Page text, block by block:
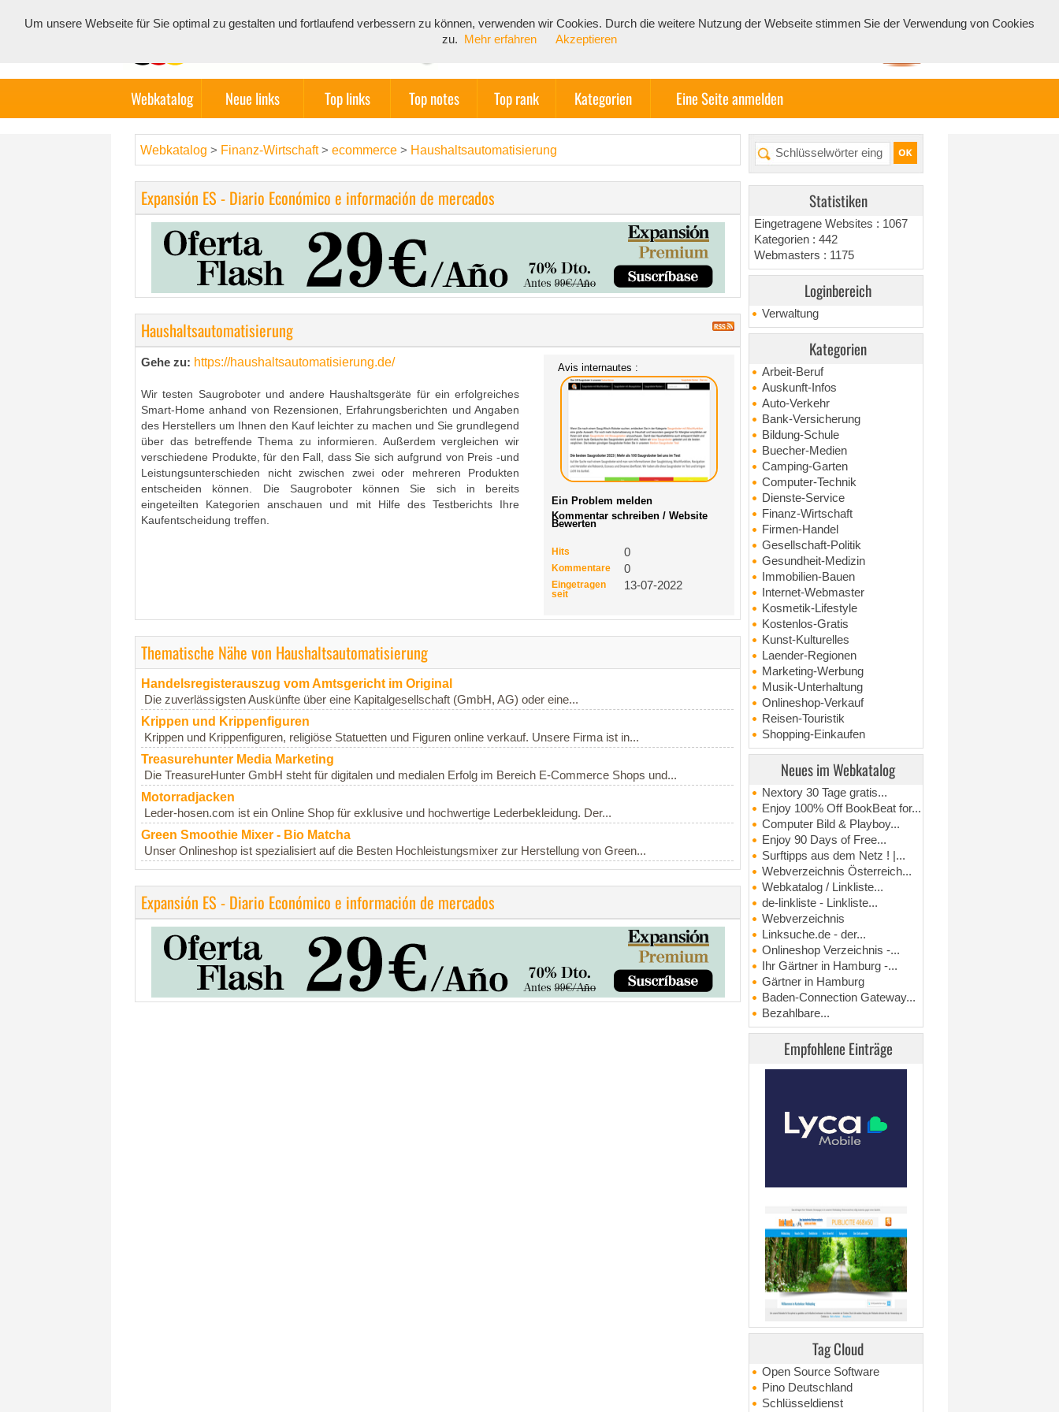
Webkatalog Neue links Top links Top notes Top rank Kategorien Eine Seite anmelden
Statistiken
Eingetragene Websites : 1067
Kategorien : 442
Webmasters : 1175
Loginbereich
Verwaltung
Kategorien
Arbeit-Beruf
Auskunft-Infos
Auto-Verkehr
Bank-Versicherung
Bildung-Schule
Buecher-Medien
Camping-Garten
Computer-Technik
Dienste-Service
Finanz-Wirtschaft
Firmen-Handel
Gesellschaft-Politik
Gesundheit-Medizin
Immobilien-Bauen
Internet-Webmaster
Kosmetik-Lifestyle
Kostenlos-Gratis
Kunst-Kulturelles
Laender-Regionen
Marketing-Werbung
Musik-Unterhaltung
Onlineshop-Verkauf
Reisen-Touristik
Shopping-Einkaufen
Neues im Webkatalog
Nextory 30 Tage gratis...
Enjoy 100% Off BookBeat for...
Computer Bild & Playboy...
Enjoy 90 Days of Free...
Surftipps aus dem Netz ! |...
Webverzeichnis Österreich...
Webkatalog / Linkliste...
de-linkliste - Linkliste...
Webverzeichnis
Linksuche.de - der...
Onlineshop Verzeichnis -...
Ihr Gärtner in Hamburg -...
Gärtner in Hamburg
Baden-Connection Gateway...
Bezahlbare...
Empfohlene Einträge
Tag Cloud
Open Source Software
Pino Deutschland
Schlüsseldienst
Webkatalog > Finanz-Wirtschaft> ecommerce > Haushaltsautomatisierung
Expansión ES - Diario Económico e información de mercados
Haushaltsautomatisierung
Gehe zu: https://haushaltsautomatisierung.de/
Wir testen Saugroboter und andere Haushaltsgeräte für ein erfolgreiches
Smart-Home anhand von Rezensionen, Erfahrungsberichten und Angaben
des Herstellers um Ihnen den Kauf leichter zu machen und Sie grundlegend
über das betreffende Thema zu informieren. Außerdem vergleichen wir
verschiedene Produkte, für den Fall, dass Sie sich aufgrund von Preis -und
Leistungsunterschieden nicht zwischen zwei oder mehreren Produkten
entscheiden können. Die Saugroboter können Sie sich in bereits
eingeteilten Kategorien anschauen und mit Hilfe des Testberichts Ihre
Kaufentscheidung treffen.
Avis internautes :
Ein Problem melden
Kommentar schreiben / Website
Bewerten
Hits 0
Kommentare 0
Eingetragen
seit
13-07-2022
Thematische Nähe von Haushaltsautomatisierung
Handelsregisterauszug vom Amtsgericht im Original
Die zuverlässigsten Auskünfte über eine Kapitalgesellschaft (GmbH, AG) oder eine...
Krippen und Krippenfiguren
Krippen und Krippenfiguren, religiöse Statuetten und Figuren online verkauf. Unsere Firma ist in...
Treasurehunter Media Marketing
Die TreasureHunter GmbH steht für digitalen und medialen Erfolg im Bereich E-Commerce Shops und...
Motorradjacken
Leder-hosen.com ist ein Online Shop für exklusive und hochwertige Lederbekleidung. Der...
Green Smoothie Mixer - Bio Matcha
Unser Onlineshop ist spezialisiert auf die Besten Hochleistungsmixer zur Herstellung von Green...
Expansión ES - Diario Económico e información de mercados
Um unsere Webseite für Sie optimal zu gestalten und fortlaufend verbessern zu können, verwenden wir Cookies. Durch die weitere Nutzung der Webseite stimmen Sie der Verwendung von Cookies
zu.
Mehr erfahren Akzeptieren